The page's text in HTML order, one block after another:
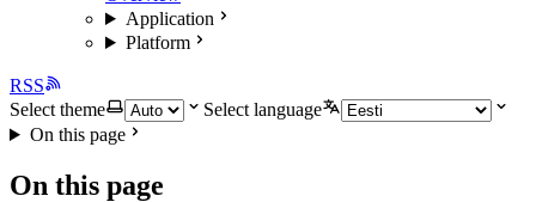
Application
Platform
RSS
Select theme
Select language
On this page
On this page